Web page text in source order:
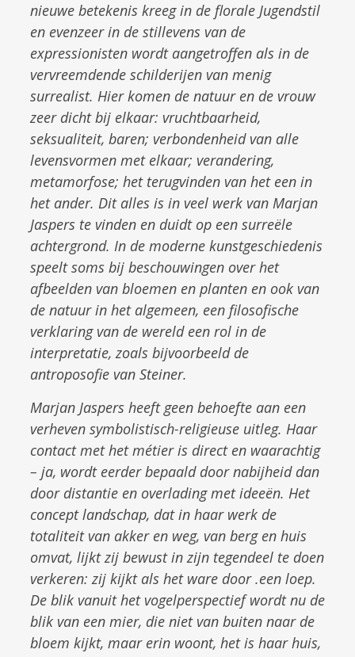
nieuwe betekenis kreeg in de florale Jugendstil
en evenzeer in de stillevens van de
expressionisten wordt aangetroffen als in de
vervreemdende schilderijen van menig
surrealist. Hier komen de natuur en de vrouw
zeer dicht bij elkaar: vruchtbaarheid,
seksualiteit, baren; verbondenheid van alle
levensvormen met elkaar; verandering,
metamorfose; het terugvinden van het een in
het ander. Dit alles is in veel werk van Marjan
Jaspers te vinden en duidt op een surreële
achtergrond. In de moderne kunstgeschiedenis
speelt soms bij beschouwingen over het
afbeelden van bloemen en planten en ook van
de natuur in het algemeen, een filosofische
verklaring van de wereld een rol in de
interpretatie, zoals bijvoorbeeld de
antroposofie van Steiner.
Marjan Jaspers heeft geen behoefte aan een
verheven symbolistisch-religieuse uitleg. Haar
contact met het métier is direct en waarachtig
– ja, wordt eerder bepaald door nabijheid dan
door distantie en overlading met ideeën. Het
concept landschap, dat in haar werk de
totaliteit van akker en weg, van berg en huis
omvat, lijkt zij bewust in zijn tegendeel te doen
verkeren: zij kijkt als het ware door .een loep.
De blik vanuit het vogelperspectief wordt nu de
blik van een mier, die niet van buiten naar de
bloem kijkt, maar erin woont, het is haar huis,